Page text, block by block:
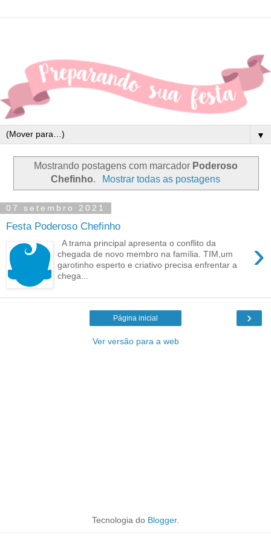
▼
Mostrando postagens com marcador Poderoso
Chefinho. Mostrar todas as postagens
07 setembro 2021
Festa Poderoso Chefinho
›
A trama principal apresenta o conflito da
chegada de novo membro na família. TIM,um
garotinho esperto e criativo precisa enfrentar a
chega...
›
Página inicial
Ver versão para a web
Tecnologia do Blogger.